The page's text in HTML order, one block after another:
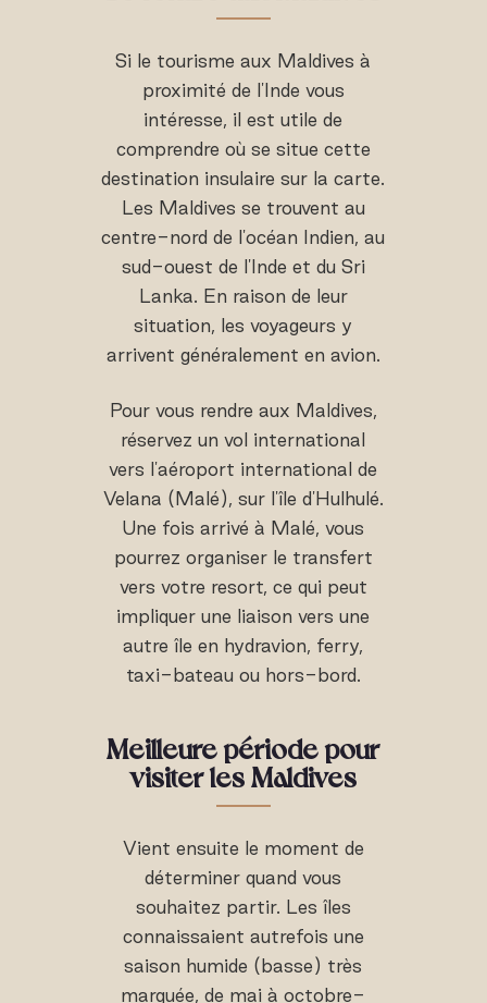
Si le tourisme aux Maldives à
proximité de l'Inde vous
intéresse, il est utile de
comprendre où se situe cette
destination insulaire sur la carte.
Les Maldives se trouvent au
centre-nord de l'océan Indien, au
sud-ouest de l'Inde et du Sri
Lanka. En raison de leur
situation, les voyageurs y
arrivent généralement en avion.
Pour vous rendre aux Maldives,
réservez un vol international
vers l'aéroport international de
Velana (Malé), sur l'île d'Hulhulé.
Une fois arrivé à Malé, vous
pourrez organiser le transfert
vers votre resort, ce qui peut
impliquer une liaison vers une
autre île en hydravion, ferry,
taxi-bateau ou hors-bord.
Meilleure période pour
visiter les Maldives
Vient ensuite le moment de
déterminer quand vous
souhaitez partir. Les îles
connaissaient autrefois une
saison humide (basse) très
marquée, de mai à octobre-